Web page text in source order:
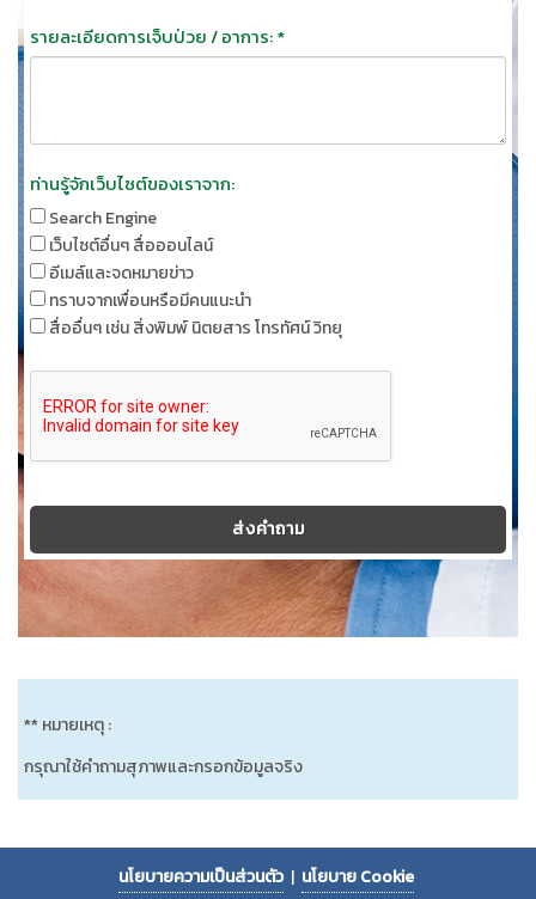
รายละเอียดการเจ็บป่วย / อาการ: *
ท่านรู้จักเว็บไซต์ของเราจาก:
Search Engine
เว็บไซต์อื่นๆ สื่อออนไลน์
อีเมล์และจดหมายข่าว
ทราบจากเพื่อนหรือมีคนแนะนำ
สื่ออื่นๆ เช่น สิ่งพิมพ์ นิตยสาร โทรทัศน์ วิทยุ
ส่งคำถาม
** หมายเหตุ :
กรุณาใช้คำถามสุภาพและกรอกข้อมูลจริง
นโยบายความเป็นส่วนตัว | นโยบาย Cookie